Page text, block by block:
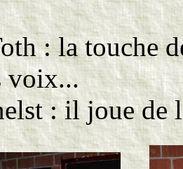
: la touche
voix...
: il joue de